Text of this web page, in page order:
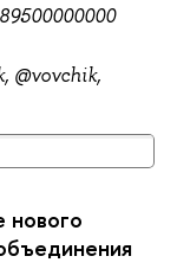
@vovchik,